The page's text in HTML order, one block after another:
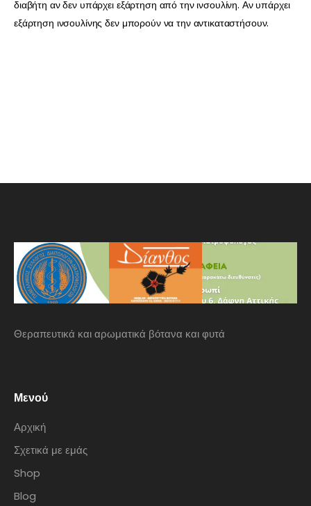
διαβήτη αν δεν υπάρχει εξάρτηση από την ινσουλίνη. Αν υπάρχει
εξάρτηση ινσουλίνης δεν μπορούν να την αντικαταστήσουν.
Θεραπευτικά και αρωματικά βότανα και φυτά
Μενού
Αρχική
Σχετικά με εμάς
Shop
Blog